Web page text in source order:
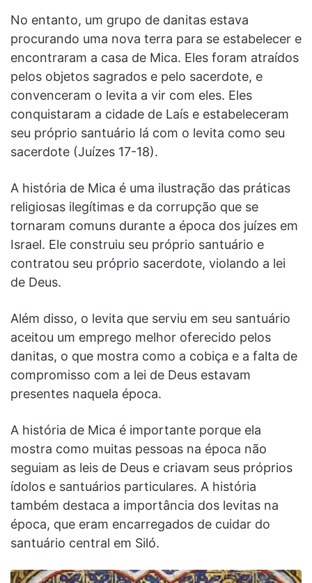
No entanto, um grupo de danitas estava
procurando uma nova terra para se estabelecer e
encontraram a casa de Mica. Eles foram atraídos
pelos objetos sagrados e pelo sacerdote, e
convenceram o levita a vir com eles. Eles
conquistaram a cidade de Laís e estabeleceram
seu próprio santuário lá com o levita como seu
sacerdote (Juízes 17-18).
A história de Mica é uma ilustração das práticas
religiosas ilegítimas e da corrupção que se
tornaram comuns durante a época dos juízes em
Israel. Ele construiu seu próprio santuário e
contratou seu próprio sacerdote, violando a lei
de Deus.
Além disso, o levita que serviu em seu santuário
aceitou um emprego melhor oferecido pelos
danitas, o que mostra como a cobiça e a falta de
compromisso com a lei de Deus estavam
presentes naquela época.
A história de Mica é importante porque ela
mostra como muitas pessoas na época não
seguiam as leis de Deus e criavam seus próprios
ídolos e santuários particulares. A história
também destaca a importância dos levitas na
época, que eram encarregados de cuidar do
santuário central em Siló.